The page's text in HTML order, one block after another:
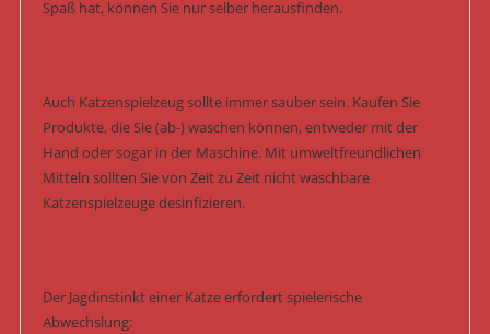
Spaß hat, können Sie nur selber herausfinden.
Auch Katzenspielzeug sollte immer sauber sein. Kaufen Sie
Produkte, die Sie (ab-) waschen können, entweder mit der
Hand oder sogar in der Maschine. Mit umweltfreundlichen
Mitteln sollten Sie von Zeit zu Zeit nicht waschbare
Katzenspielzeuge desinfizieren.
Der Jagdinstinkt einer Katze erfordert spielerische
Abwechslung: